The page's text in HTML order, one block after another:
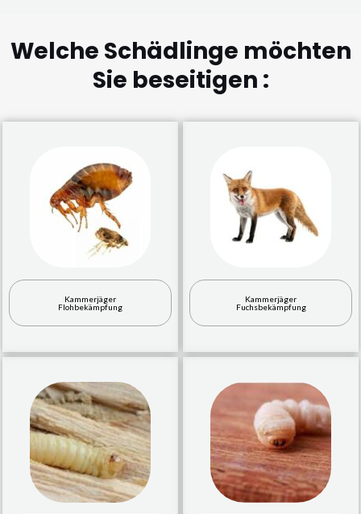
Welche Schädlinge möchten
Sie beseitigen :
Kammerjäger
Flohbekämpfung
Kammerjäger
Fuchsbekämpfung